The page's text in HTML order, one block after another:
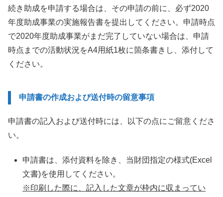
続き助成を申請する場合は、その申請の前に、必ず2020
年度助成事業の実施報告書を提出してください。申請時点
で2020年度助成事業がまだ完了していない場合は、申請
時点までの活動状況をA4用紙1枚に箇条書きし、添付して
ください。
申請書の作成および送付時の留意事項
申請書の記入および送付時には、以下の点にご留意くださ
い。
申請書は、添付資料を除き、当財団指定の様式(Excel
文書)を使用してください。
※印刷した際に、記入した文章が枠内に収まってい